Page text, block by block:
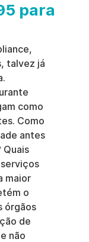
para
talvez já
como
Como
antes
Quais
maior
o
órgãos
de
não